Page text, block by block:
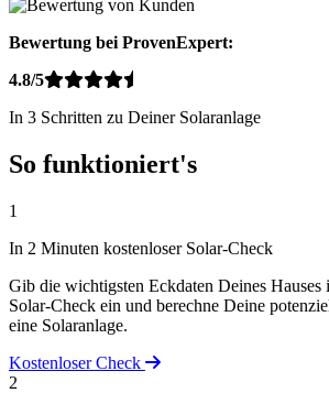
Bewertung bei ProvenExpert:
4.8/5
In 3 Schritten zu Deiner Solaranlage
So funktioniert's
1
In 2 Minuten kostenloser Solar-Check
Gib die wichtigsten Eckdaten Deines Hauses
Solar-Check ein und berechne Deine
eine Solaranlage.
Kostenloser Check
2